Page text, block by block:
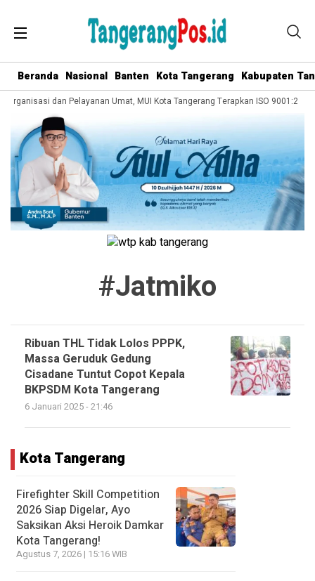
Beranda Nasional Banten Kota Tangerang Kabupaten
dan Pelayanan Umat, MUI Kota Tangerang Terapkan ISO 9001:2015
#jatmiko
Ribuan THL Tidak Lolos PPPK,
Massa Geruduk Gedung
Cisadane Tuntut Copot Kepala
BKPSDM Kota Tangerang
6 Januari 2025 - 21:46
Kota Tangerang
Firefighter Skill Competition
2026 Siap Digelar, Ayo
Saksikan Aksi Heroik Damkar
Kota Tangerang!
Agustus 7, 2026 | 15:16 WIB